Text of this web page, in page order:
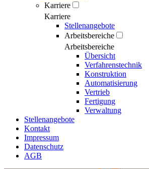
Karriere
Karriere
Stellenangebote
Arbeitsbereiche
Arbeitsbereiche
Übersicht
Verfahrenstechnik
Konstruktion
Automatisierung
Vertrieb
Fertigung
Verwaltung
Stellenangebote
Kontakt
Impressum
Datenschutz
AGB